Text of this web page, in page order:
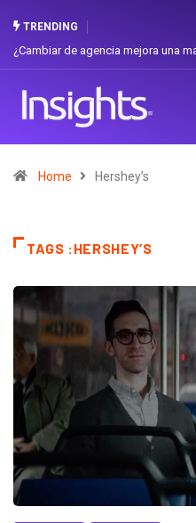
TRENDING
¿Cambiar de agencia mejora una
Home Hershey’s
TAGS :HERSHEY’S